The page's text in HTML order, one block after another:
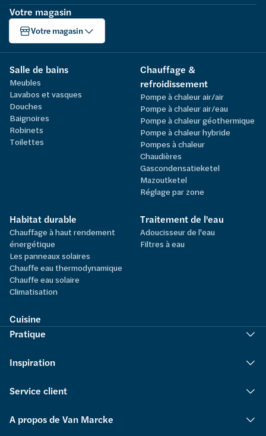
Votre magasin
Votre magasin
Salle de bains
Meubles
Lavabos et vasques
Douches
Baignoires
Robinets
Toilettes
Chauffage &
refroidissement
Pompe à chaleur air/air
Pompe à chaleur air/eau
Pompe à chaleur géothermique
Pompe à chaleur hybride
Pompes à chaleur
Chaudières
Gascondensatieketel
Mazoutketel
Réglage par zone
Habitat durable
Chauffage à haut rendement
énergétique
Les panneaux solaires
Chauffe eau thermodynamique
Chauffe eau solaire
Climatisation
Traitement de l'eau
Adoucisseur de l'eau
Filtres à eau
Cuisine
Pratique
Inspiration
Service client
A propos de Van Marcke